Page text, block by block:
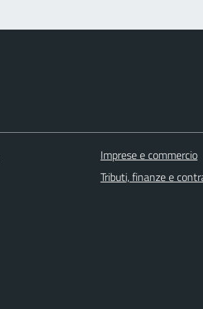
Imprese e commercio
Tributi, finanze e